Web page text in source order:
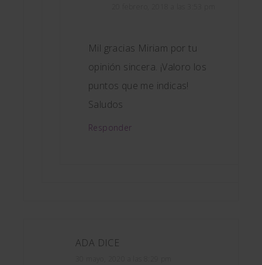
Mil gracias Miriam por tu
opinión sincera. ¡Valoro los
puntos que me indicas!
Saludos
Responder
ADA DICE